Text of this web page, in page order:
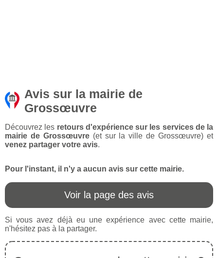
Avis sur la mairie de
Grossœuvre
Découvrez les retours d'expérience sur les services de la
mairie de Grossœuvre(et sur la ville de Grossœuvre) et
venez partager votre avis.
Pour l'instant, il n'y a aucun avis sur cette mairie.
Voir la page des avis
Si vous avez déjà eu une expérience avec cette mairie,
n'hésitez pas à la partager.